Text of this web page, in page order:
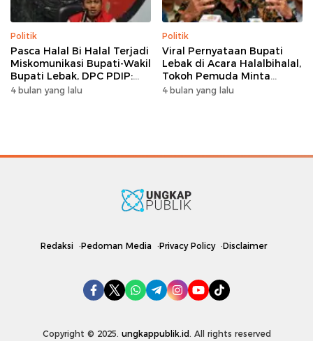
Politik
Pasca Halal Bi Halal Terjadi
Miskomunikasi Bupati-Wakil
Bupati Lebak, DPC PDIP:
Kami Tetap Solid dan Akan
4 bulan yang lalu
Politik
Viral Pernyataan Bupati
Lebak di Acara Halalbihalal,
Tokoh Pemuda Minta
Bersatu hingga Usul
4 bulan yang lalu
Redaksi Pedoman Media Privacy Policy Disclaimer
Copyright © 2025. ungkappublik.id. All rights reserved